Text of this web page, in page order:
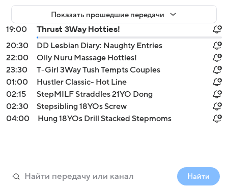
Показать прошедшие передачи
19:00
Thrust 3Way Hotties!
20:30
DD Lesbian Diary: Naughty Entries
22:00
Oily Nuru Massage Hotties!
23:30
T-Girl 3Way Tush Tempts Couples
01:00
Hustler Classic- Hot Line
02:15
StepMILF Straddles 21YO Dong
02:30
Stepsibling 18YOs Screw
04:00
Hung 18YOs Drill Stacked Stepmoms
Найти